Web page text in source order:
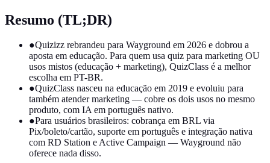
Resumo (TL;DR)
●Quizizz rebrandeu para Wayground em 2026 e dobrou a
aposta em educação. Para quem usa quiz para marketing OU
usos mistos (educação + marketing), QuizClass é a melhor
escolha em PT-BR.
●QuizClass nasceu na educação em 2019 e evoluiu para
também atender marketing — cobre os dois usos no mesmo
produto, com IA em português nativo.
●Para usuários brasileiros: cobrança em BRL via
Pix/boleto/cartão, suporte em português e integração nativa
com RD Station e Active Campaign — Wayground não
oferece nada disso.